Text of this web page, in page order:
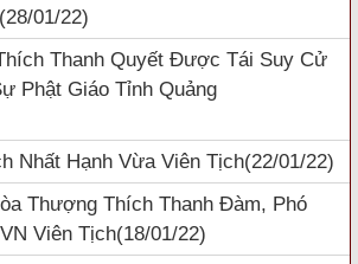
(28/01/22)
Thanh Quyết Được Tái Suy Cử
Phật Giáo Tỉnh Quảng
Nhất Hạnh Vừa Viên Tịch(22/01/22)
Thượng Thích Thanh Đàm, Phó
Viên Tịch(18/01/22)